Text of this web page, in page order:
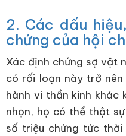
2. Các dấu
chứng của hội
Xác định chứng sợ vật
có rối loạn này trở
hành vi thần kinh
nhọn, họ có thể thật
số triệu chứng tức